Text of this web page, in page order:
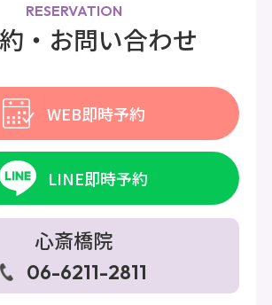
RESERVATION
・お問い合わせ
LINE即時予約
WEB即時予約
心斎橋院
06-6211-2811